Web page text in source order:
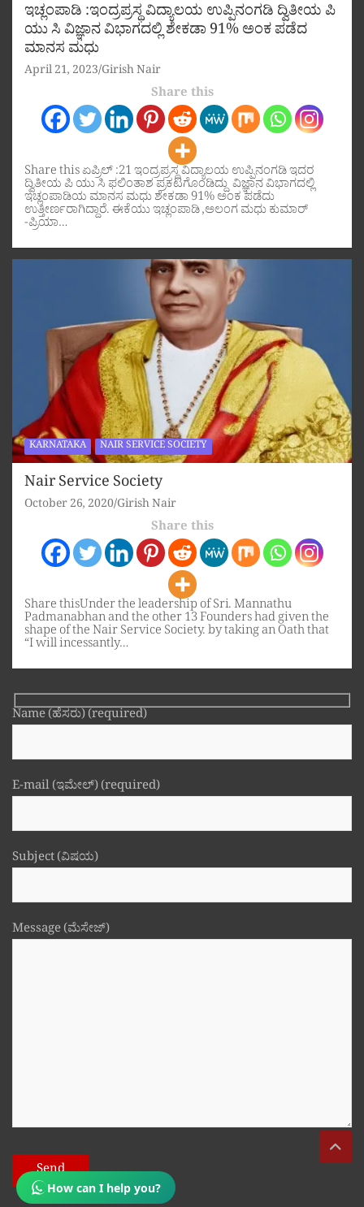
ಇಚ್ಲಂಪಾಡಿ :ಇಂದ್ರಪ್ರಸ್ಥ ವಿದ್ಯಾಲಯ ಉಪ್ಪಿನಂಗಡಿ ದ್ವಿತೀಯ ಪಿ
ಯು ಸಿ ವಿಜ್ಞಾನ ವಿಭಾಗದಲ್ಲಿ ಶೇಕಡಾ 91% ಅಂಕ ಪಡೆದ
ಮಾನಸ ಮಧು
April 21, 2023 Girish Nair
Share this
Share this ಏಪ್ರಿಲ್ :21 ಇಂದ್ರಪ್ರಸ್ಥ ವಿದ್ಯಾಲಯ ಉಪ್ಪಿನಂಗಡಿ ಇದರ
ದ್ವಿತೀಯ ಪಿ ಯು ಸಿ ಫಲಿಂತಾಶ ಪ್ರಕಟಗೊಂಡಿದ್ದು ವಿಜ್ಞಾನ ವಿಭಾಗದಲ್ಲಿ
ಇಚ್ಲಂಪಾಡಿಯ ಮಾನಸ ಮಧು ಶೇಕಡಾ 91% ಅಂಕ ಪಡೆದು
ಉತ್ತೀರ್ಣರಾಗಿದ್ದಾರೆ. ಈಕೆಯು ಇಚ್ಲಂಪಾಡಿ ,ಅಲಂಗ ಮಧು ಕುಮಾರ್
-ಪ್ರಿಯಾ…
KARNATAKA NAIR SERVICE SOCIETY
Nair Service Society
October 26, 2020 Girish Nair
Share this
Share thisUnder the leadership of Sri. Mannathu
Padmanabhan and the other 13 Founders had given the
shape of the Nair Service Society. by taking an Oath that
“I will incessantly…
Name (ಹೆಸರು) (required)
E-mail (ಇಮೇಲ್) (required)
Subject (ವಿಷಯ)
Message (ಮೆಸೇಜ್)
How can I help you?